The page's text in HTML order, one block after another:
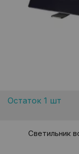
Остаток 1 шт
Светильник